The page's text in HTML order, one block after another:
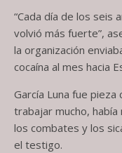
“Cada día de los seis
volvió más fuerte”,
la organización
cocaína al mes hacia
García Luna fue pieza
trabajar mucho,
los combates y los
el testigo.